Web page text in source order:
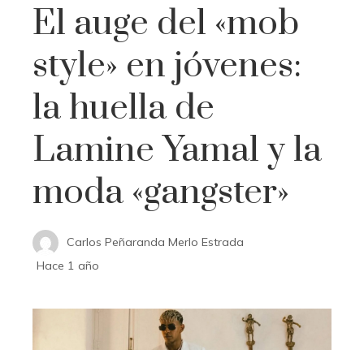
El auge del «mob
style» en jóvenes:
la huella de
Lamine Yamal y la
moda «gangster»
Carlos Peñaranda Merlo Estrada
Hace 1 año